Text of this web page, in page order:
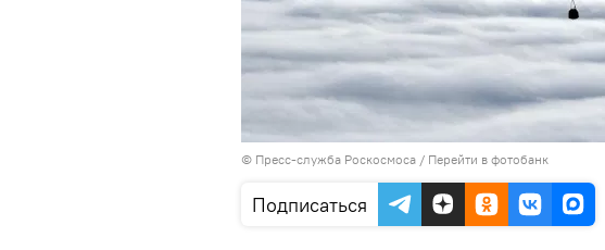
© Пресс-служба Роскосмоса / Перейти в фотобанк
Подписаться